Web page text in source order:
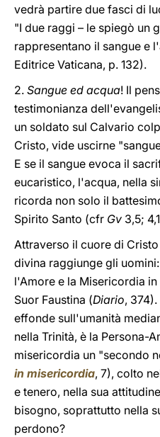
vedrà partire due fasci di
"I due raggi – le spiegò un
rappresentano il sangue e
Editrice Vaticana, p. 132).
2. Sangue ed acqua! Il
testimonianza
un soldato sul Calvario
Cristo, vide uscirne
E se il sangue evoca il
eucaristico, l'acqua, nella
ricorda non solo il
Spirito Santo (cfr Gv 3,5;
Attraverso il cuore di
divina raggiunge gli
l'Amore e la Misericordia
Suor Faustina (Diario,
effonde sull'umanità
nella Trinità, è la Persona-
misericordia un "secondo
in misericordia, 7), colto
e tenero, nella sua
bisogno, soprattutto nella
perdono?